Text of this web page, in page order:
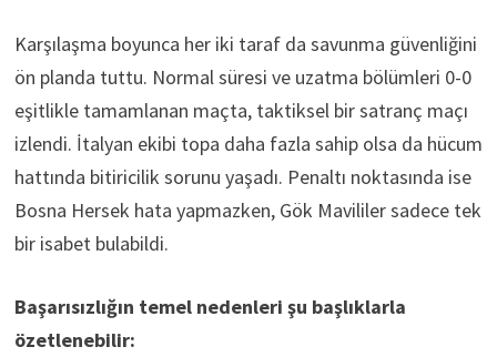
Karşılaşma boyunca her iki taraf da savunma güvenliğini
ön planda tuttu. Normal süresi ve uzatma bölümleri 0-0
eşitlikle tamamlanan maçta, taktiksel bir satranç maçı
izlendi. İtalyan ekibi topa daha fazla sahip olsa da hücum
hattında bitiricilik sorunu yaşadı. Penaltı noktasında ise
Bosna Hersek hata yapmazken, Gök Mavililer sadece tek
bir isabet bulabildi.
Başarısızlığın temel nedenleri şu başlıklarla
özetlenebilir: